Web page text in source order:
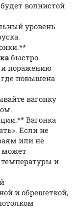
волнистой
уровень
быстро
и поражению
где повышена
вагонку
Вагонка
Если не
или не
может
температуры и
и обрешеткой,